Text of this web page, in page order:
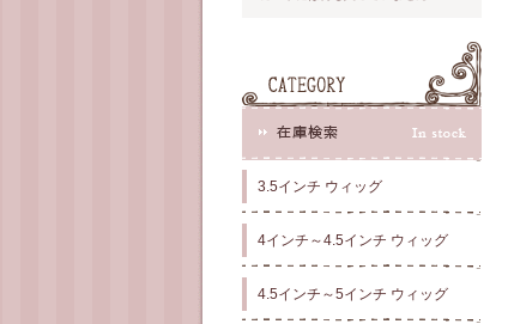
3.5インチ ウィッグ
4インチ～4.5インチ ウィッグ
4.5インチ～5インチ ウィッグ